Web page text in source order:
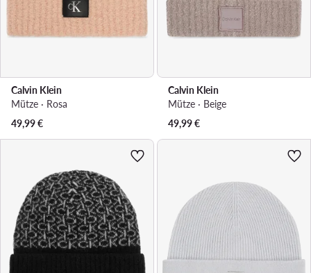
Calvin Klein
Mütze · Rosa
49,99€
Calvin Klein
Mütze · Beige
49,99€